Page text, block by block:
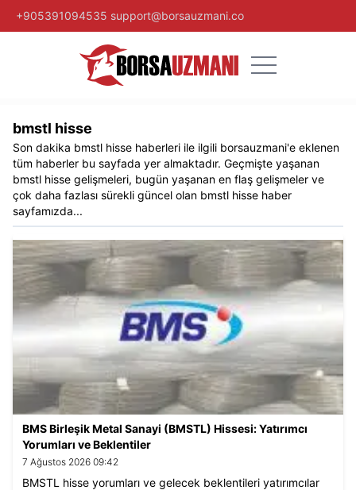
+905391094535 support@borsauzmani.co
bmstl hisse​
Son dakika bmstl hisse​ haberleri ile ilgili borsauzmani'e eklenen
tüm haberler bu sayfada yer almaktadır. Geçmişte yaşanan
bmstl hisse​ gelişmeleri, bugün yaşanan en flaş gelişmeler ve
çok daha fazlası sürekli güncel olan bmstl hisse​ haber
sayfamızda...
BMS Birleşik Metal Sanayi (BMSTL) Hissesi: Yatırımcı
Yorumları ve Beklentiler
7 Ağustos 2026 09:42
BMSTL hisse yorumları ve gelecek beklentileri yatırımcılar